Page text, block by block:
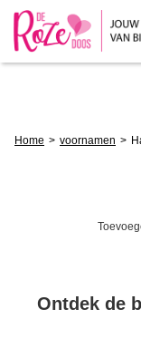
Home voornamen
Ontdek de